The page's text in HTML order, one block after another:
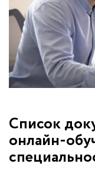
Список
онлайн-